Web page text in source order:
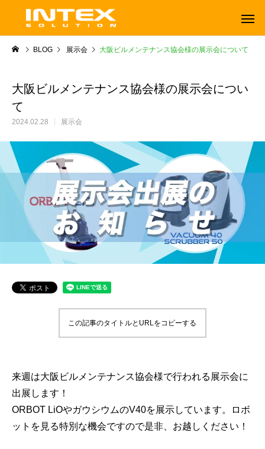
ORBOT
オーボット
TENNANT
テナントフロアマシン
BLOG 展示会 大阪ビルメンテナンス協会様の展示会について
大阪ビルメンテナンス協会様の展示会につい
て
2024.02.28 展示会
この記事のタイトルとURLをコピーする
来週は大阪ビルメンテナンス協会様で行われる展示会に
出展します！
ORBOT LiOやガウシウムのV40を展示しています。ロボ
ットを見る特別な機会ですので是非、お越しください！